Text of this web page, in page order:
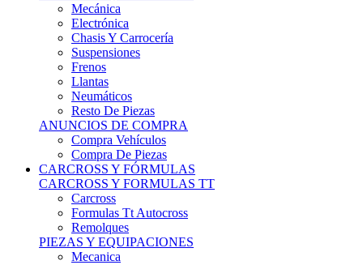
Electrónica
Chasis Y Carrocería
Suspensiones
Frenos
Llantas
Neumáticos
Resto De Piezas
ANUNCIOS DE COMPRA
Compra Vehículos
Compra De Piezas
CARCROSS Y FÓRMULAS
CARCROSS Y FORMULAS TT
Carcross
Formulas Tt Autocross
Remolques
PIEZAS Y EQUIPACIONES
Mecanica
Electrónica